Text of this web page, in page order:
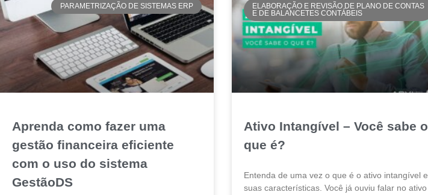
PARAMETRIZAÇÃO DE SISTEMAS ERP
Aprenda como fazer uma
gestão financeira eficiente
com o uso do sistema
GestãoDS
ELABORAÇÃO E REVISÃO DE PLANO DE CONTAS
E DE BALANCETES CONTÁBEIS
Ativo Intangível – Você sabe o
que é?
Entenda de uma vez o que é o ativo intangível e
suas características. Você já ouviu falar no ativo